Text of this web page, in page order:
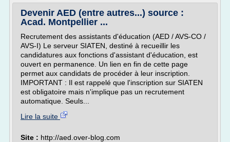
Devenir AED (entre autres...) source :
Acad. Montpellier ...
Recrutement des assistants d'éducation (AED / AVS-CO /
AVS-I) Le serveur SIATEN, destiné à recueillir les
candidatures aux fonctions d'assistant d'éducation, est
ouvert en permanence. Un lien en fin de cette page
permet aux candidats de procéder à leur inscription.
IMPORTANT : Il est rappelé que l'inscription sur SIATEN
est obligatoire mais n'implique pas un recrutement
automatique. Seuls...
Lire la suite
Site : http://aed.over-blog.com